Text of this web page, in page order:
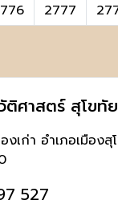
2777
ติศาสตร์ สุโขทัย
งเก่า อำเภอเมืองสุ
527